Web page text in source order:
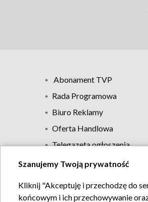
Abonament TVP
Rada Programowa
Biuro Reklamy
Oferta Handlowa
Telegazeta ogłoszenia
Szanujemy Twoją prywatność
Kliknij "Akceptuję i przechodzę do
końcowym i ich przechowywanie